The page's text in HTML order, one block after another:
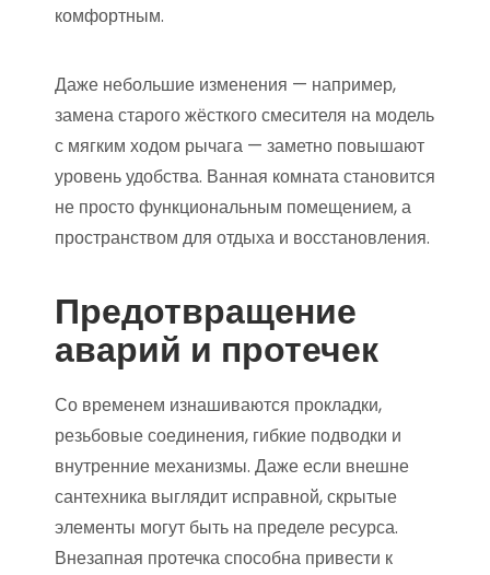
комфортным.
Даже небольшие изменения — например,
замена старого жёсткого смесителя на модель
с мягким ходом рычага — заметно повышают
уровень удобства. Ванная комната становится
не просто функциональным помещением, а
пространством для отдыха и восстановления.
Предотвращение
аварий и протечек
Со временем изнашиваются прокладки,
резьбовые соединения, гибкие подводки и
внутренние механизмы. Даже если внешне
сантехника выглядит исправной, скрытые
элементы могут быть на пределе ресурса.
Внезапная протечка способна привести к